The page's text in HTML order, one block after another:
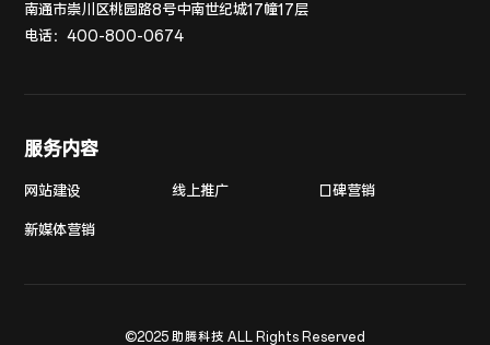
南通市崇川区桃园路8号中南世纪城17幢17层
电话：400-800-0674
服务内容
网站建设 线上推广 口碑营销
新媒体营销
©2025 助腾科技 ALL Rights Reserved